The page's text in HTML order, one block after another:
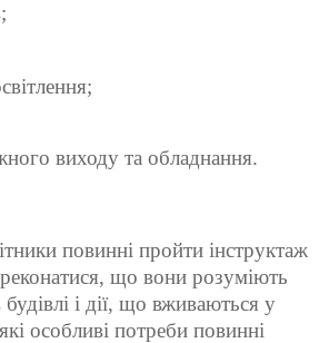
виходу та обладнання.
що вони розуміють
і дії, що вживаються у
особливі потреби повинні